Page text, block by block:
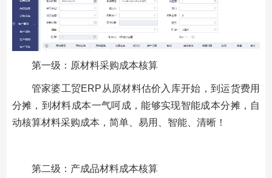
第一级：原材料采购成本核算
管家婆工贸ERP从原材料估价入库开始，到运货费用
分摊，到材料成本一气呵成，能够实现智能成本分摊，自
动核算材料采购成本，简单、易用、智能、清晰！
第二级：产成品材料成本核算